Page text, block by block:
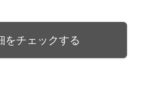
をチェックする